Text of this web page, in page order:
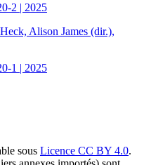
2 | 2025
Alison James (dir.),
1 | 2025
sous Licence CC BY 4.0.